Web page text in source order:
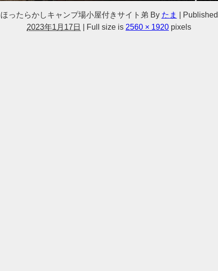
ほったらかしキャンプ場小屋付きサイト弟 By たま
Published
2023年1月17日
Full size is 2560 × 1920 pixels